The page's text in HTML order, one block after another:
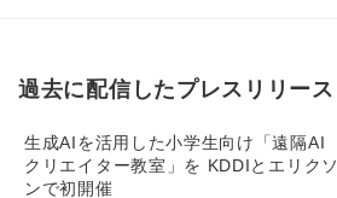
過去に配信したプレスリリース
生成AIを活用した小学生向け「遠隔AI
クリエイター教室」を KDDIとエリクソ
ンで初開催